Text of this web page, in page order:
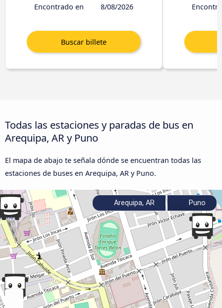
Encontrado en
8/08/2026
Todas las estaciones y paradas de bus en
Arequipa, AR y Puno
El mapa de abajo te señala dónde se encuentran todas las
estaciones de buses en Arequipa, AR y Puno.
Arequipa, AR Puno